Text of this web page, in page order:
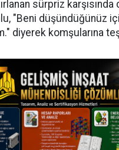
sürpriz karşısında
"Beni düşündüğünüz
diyerek komşularına